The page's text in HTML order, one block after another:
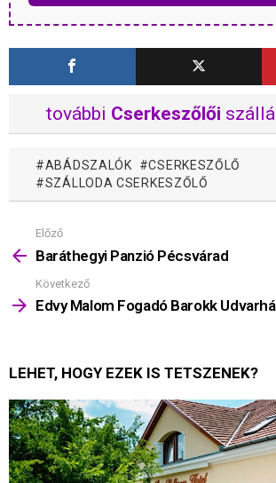
további Cserkeszőlői
ABÁDSZALÓK
CSERKESZŐLŐ
SZÁLLODA CSERKESZŐLŐ
Mutass
többet
Előző
Baráthegyi Panzió Pécsvárad
Következő
Edvy Malom Fogadó Barokk
LEHET, HOGY EZEK IS TETSZENEK?